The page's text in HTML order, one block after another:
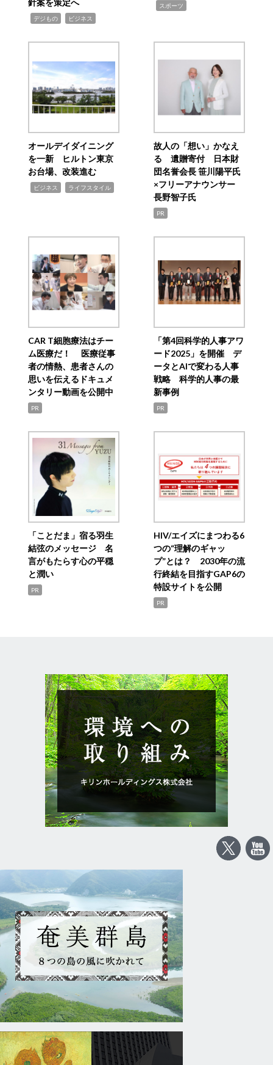
針案を策定へ
デジもの ビジネス
スポーツ
オールデイダイニング
を一新 ヒルトン東京
お台場、改装進む
ビジネス ライフスタイル
故人の「想い」かなえ
る 遺贈寄付 日本財
団名誉会長 笹川陽平氏
×フリーアナウンサー
長野智子氏
PR
CAR T細胞療法はチー
ム医療だ！ 医療従事
者の情熱、患者さんの
思いを伝えるドキュメ
ンタリー動画を公開中
PR
「第4回科学的人事アワ
ード2025」を開催 デ
ータとAIで変わる人事
戦略 科学的人事の最
新事例
PR
「ことだま」宿る羽生
結弦のメッセージ 名
言がもたらす心の平穏
と潤い
PR
HIV/エイズにまつわる6
つの“理解のギャッ
プ”とは？ 2030年の流
行終結を目指すGAP6の
特設サイトを公開
PR